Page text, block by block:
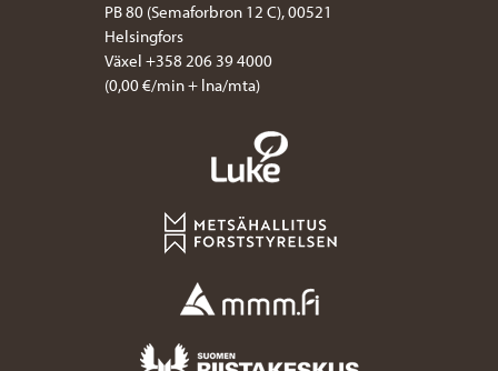
PB 80 (Semaforbron 12 C), 00521
Helsingfors
Växel +358 206 39 4000
(0,00 €/min + lna/mta)